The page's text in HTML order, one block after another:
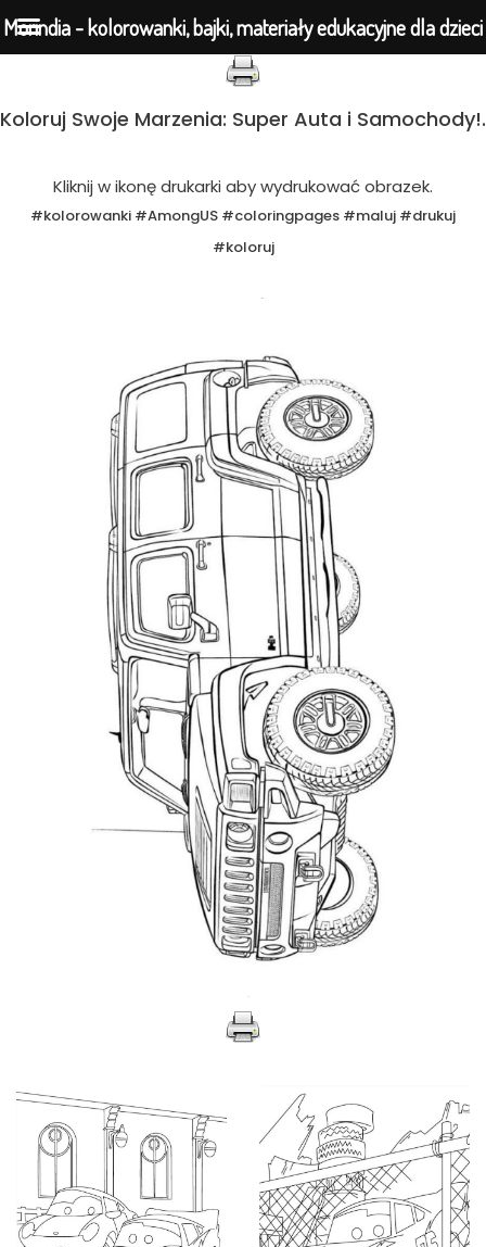
Przejdź
Koloruj Swoje Marzenia: Super Auta i Samochody!.
Kliknij w ikonę drukarki aby wydrukować obrazek.
#kolorowanki #AmongUS #coloringpages #maluj #drukuj
#koloruj
Morindia - kolorowanki, bajki, materiały edukacyjne dla dzieci